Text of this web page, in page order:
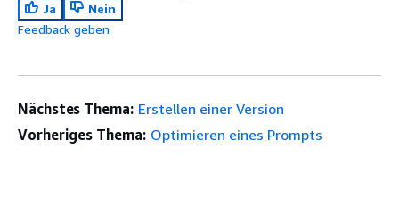
Ja
Nein
Feedback geben
Nächstes Thema: Erstellen einer Version
Vorheriges Thema: Optimieren eines Prompts